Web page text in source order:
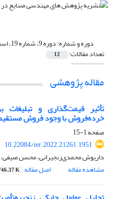
دوره و شماره:دوره 9، شماره 19، اسفند 1400
تعداد مقالات: 12
مقاله پژوهشی
تأثیر قیمت‌گذاری و تبلیغات
خرده‌فروش با وجود فروش
صفحه1-15
10.22084/ier.2022.21261.1951
داریوش محمدی‌زنجیرانی، محسن
مشاهده مقاله
اصل مقاله K